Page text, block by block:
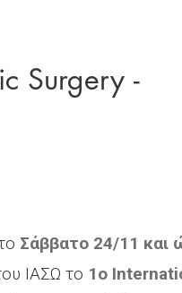
Surgery -
Σάββατο 24/11 και
ΙΑΣΩ το 1ο